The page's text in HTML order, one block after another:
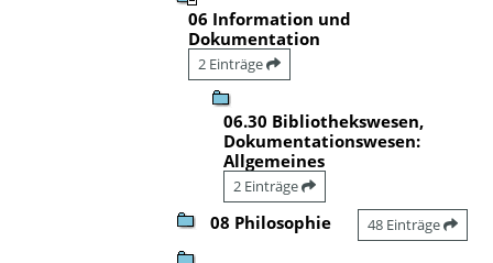
06 Information und
Dokumentation
2 Einträge
06.30 Bibliothekswesen,
Dokumentationswesen:
Allgemeines
2 Einträge
08 Philosophie 48 Einträge